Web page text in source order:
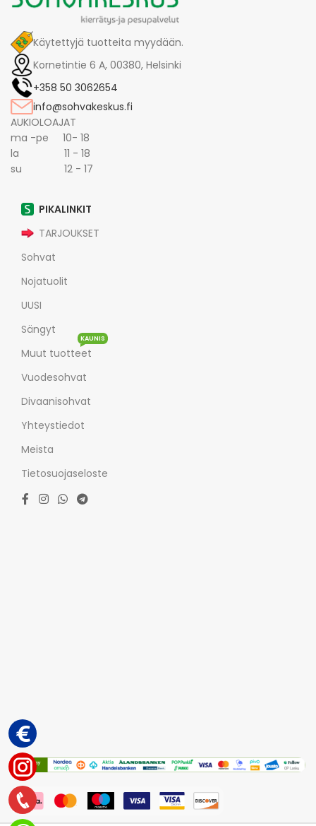
Käytettyjä tuotteita myydään.
Kornetintie 6 A, 00380, Helsinki
+358 50 3062654
info@sohvakeskus.fi
AUKIOLOAJAT
ma -pe 10- 18
la 11 - 18
su 12 - 17
PIKALINKIT
TARJOUKSET
Sohvat
Nojatuolit
UUSI
Sängyt
Muut tuotteet
KAUNIS
Vuodesohvat
Divaanisohvat
Yhteystiedot
Meista
Tietosuojaseloste